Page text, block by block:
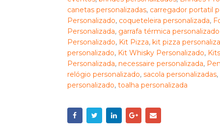
canetas personalizadas, carregador portatil
Personalizado, coqueteleira personalizada,
Personalizada, garrafa térmica personalizado
Personalizado, Kit Pizza, kit pizza
personalizado, Kit Whisky Personalizado,
Personalizada, necessaire personalizada,
relógio personalizado, sacola personalizadas,
personalizado, toalha personalizada